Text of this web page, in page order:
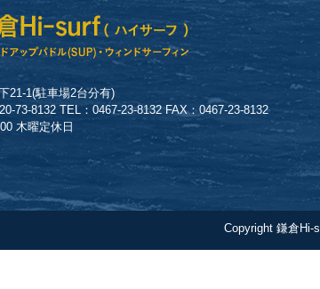
21-1(駐車場2台分有)
73-8132 TEL：0467-23-8132 FAX：0467-23-8132
木曜定休日
Copyright 鎌倉Hi-